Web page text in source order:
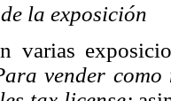
la exposición
varias
vender como